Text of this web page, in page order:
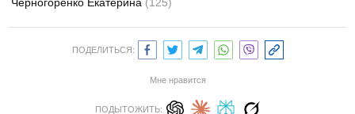
ПОДЕЛИТЬСЯ:
Мне нравится
ПОДЫТОЖИТЬ: